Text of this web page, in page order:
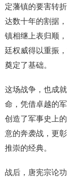
定藩镇的要害转
达数十年的割据
镇相继上表归顺
廷权威得以重振
奠定了基础。
这场战争，也成
命，凭借卓越的
创造了军事史上
意的奔袭战，更
推崇的经典。
战后，唐宪宗论